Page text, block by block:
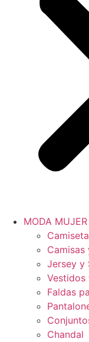
MODA MUJER
Camisas
Jersey y
Vestidos
Faldas
Chandal